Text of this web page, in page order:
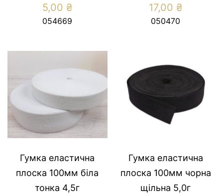
5,00 ₴
054669
17,00 ₴
050470
Гумка еластична
плоска 100мм біла
тонка 4,5г
Гумка еластична
плоска 100мм чорна
щільна 5,0г